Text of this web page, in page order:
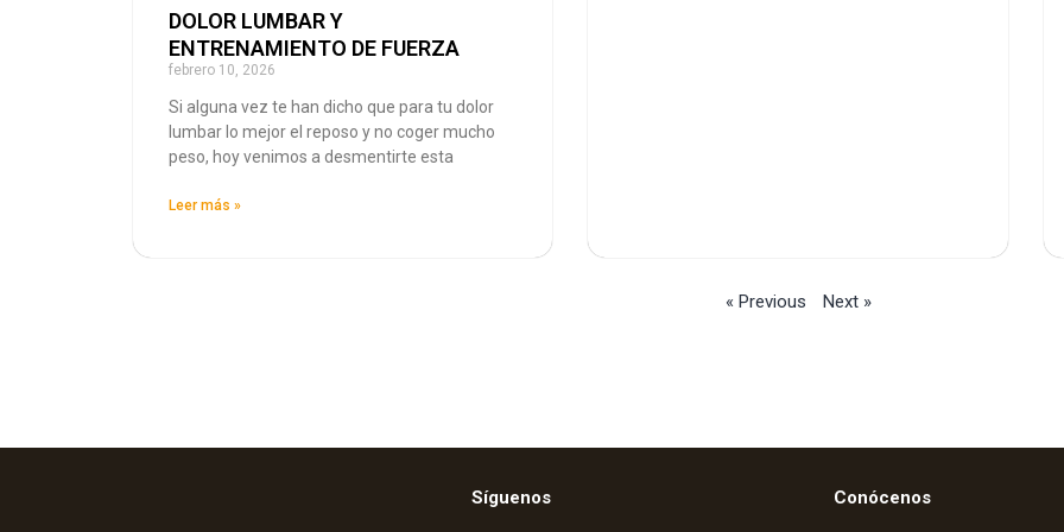
DOLOR LUMBAR Y
ENTRENAMIENTO DE FUERZA
febrero 10, 2026
Si alguna vez te han dicho que para tu dolor
lumbar lo mejor el reposo y no coger mucho
peso, hoy venimos a desmentirte esta
Leer más »
« Previous Next »
Síguenos Conócenos